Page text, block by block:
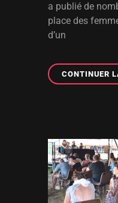
a publié de
place des
d’un
CONTINUER